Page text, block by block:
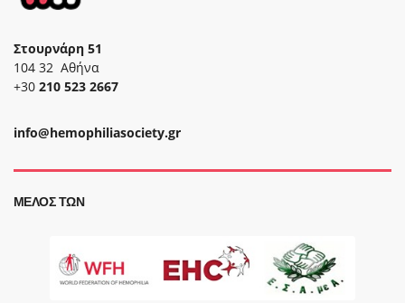
Στουρνάρη 51
104 32 Αθήνα
+30 210 523 2667
info@hemophiliasociety.gr
ΜΈΛΟΣ ΤΩΝ